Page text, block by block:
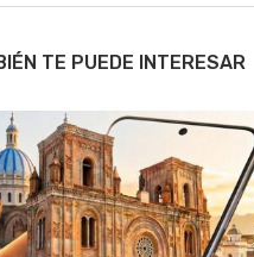
TE PUEDE INTERESAR